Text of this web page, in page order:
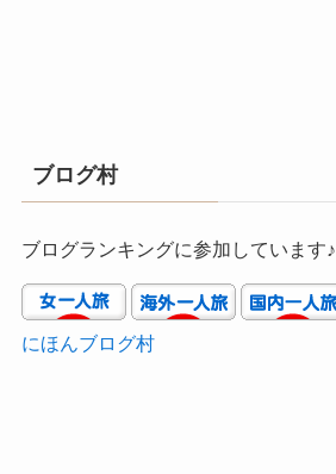
ブログ村
ブログランキングに参加しています♪
にほんブログ村